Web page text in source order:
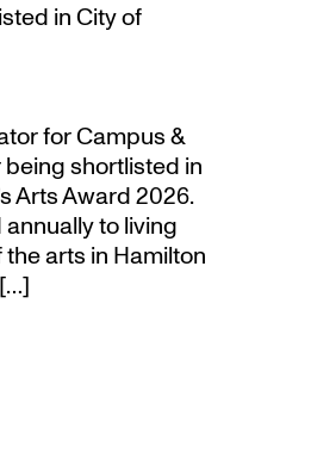
in City of
for Campus &
shortlisted in
Arts Award 2026.
to living
arts in Hamilton